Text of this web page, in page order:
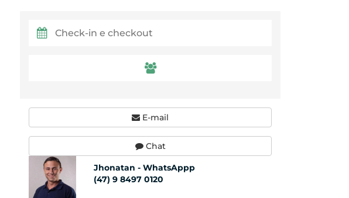
E-mail
Chat
Jhonatan - WhatsAppp
(47) 9 8497 0120